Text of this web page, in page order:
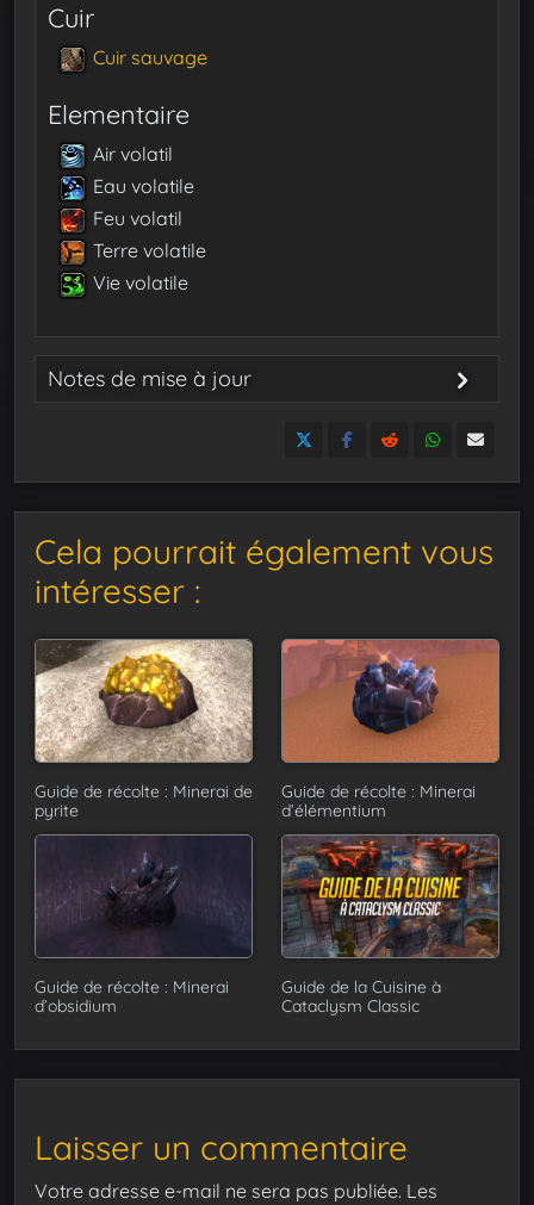
Cuir
Cuir sauvage
Elementaire
Air volatil
Eau volatile
Feu volatil
Terre volatile
Vie volatile
Notes de mise à jour
Cela pourrait également vous
intéresser :
Guide de récolte : Minerai de
pyrite
Guide de récolte : Minerai
d’élémentium
Guide de récolte : Minerai
d’obsidium
Guide de la Cuisine à
Cataclysm Classic
Laisser un commentaire
Votre adresse e-mail ne sera pas publiée. Les